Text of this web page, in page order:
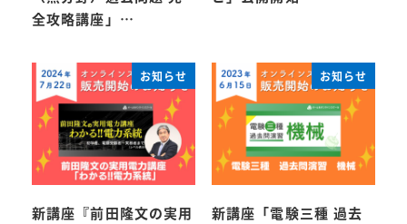
全攻略講座」…
お知らせ
新講座『前田隆文の実用
お知らせ
新講座「電験三種 過去